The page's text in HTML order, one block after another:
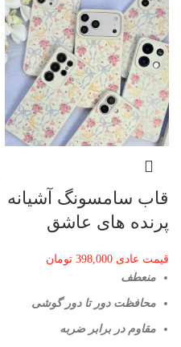
قاب سامسونگ آشیانه
پرنده های عاشق
قیمت عادی 398,000 تومان
منعطف
محافظت دور تا دور گوشی
مقاوم در برابر ضربه